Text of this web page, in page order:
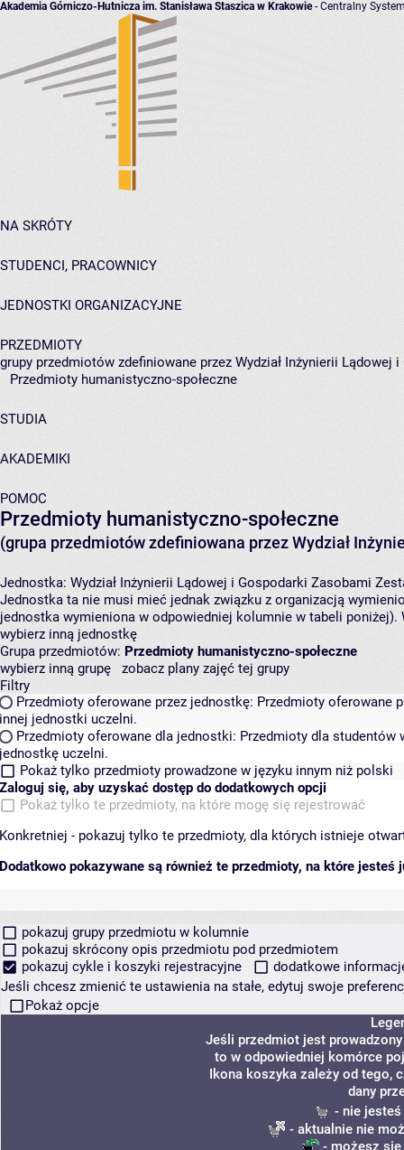
Akademia Górniczo-Hutnicza im. Stanisława Staszica w Krakowie- Centralny
NA SKRÓTY
STUDENCI, PRACOWNICY
JEDNOSTKI ORGANIZACYJNE
PRZEDMIOTY
grupy przedmiotów zdefiniowane przez Wydział Inżynierii Lądowej
Przedmioty humanistyczno-społeczne
STUDIA
AKADEMIKI
POMOC
Przedmioty humanistyczno-społeczne
(grupa przedmiotów zdefiniowana przez Wydział
Jednostka: Wydział Inżynierii Lądowej i Gospodarki Zasobami
Jednostka ta nie musi mieć jednak związku z organizacją
jednostka wymieniona w odpowiedniej kolumnie w tabeli
wybierz inną jednostkę
Grupa przedmiotów: Przedmioty humanistyczno-społeczne
wybierz inną grupę
zobacz plany zajęć tej grupy
Filtry
Przedmioty oferowane przez jednostkę: Przedmioty oferowane
innej jednostki uczelni.
Przedmioty oferowane dla jednostki: Przedmioty dla studentów
jednostkę uczelni.
Pokaż tylko przedmioty prowadzone w języku innym niż polski
Zaloguj się, aby uzyskać dostęp do dodatkowych opcji
Pokaż tylko te przedmioty, na które mogę się rejestrować
Konkretniej - pokazuj tylko te przedmioty, dla których istnieje
Dodatkowo pokazywane są również te przedmioty, na które jesteś
pokazuj grupy przedmiotu w kolumnie
pokazuj skrócony opis przedmiotu pod przedmiotem
pokazuj cykle i koszyki rejestracyjne
dodatkowe
Jeśli chcesz zmienić te ustawienia na stałe, edytuj swoje
Pokaż opcje
Jeśli przedmiot jest
to w odpowiedniej komórce
Ikona koszyka zależy od tego,
dany
- nie
- aktualnie nie
- możesz się